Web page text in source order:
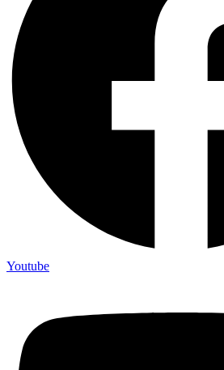
Youtube